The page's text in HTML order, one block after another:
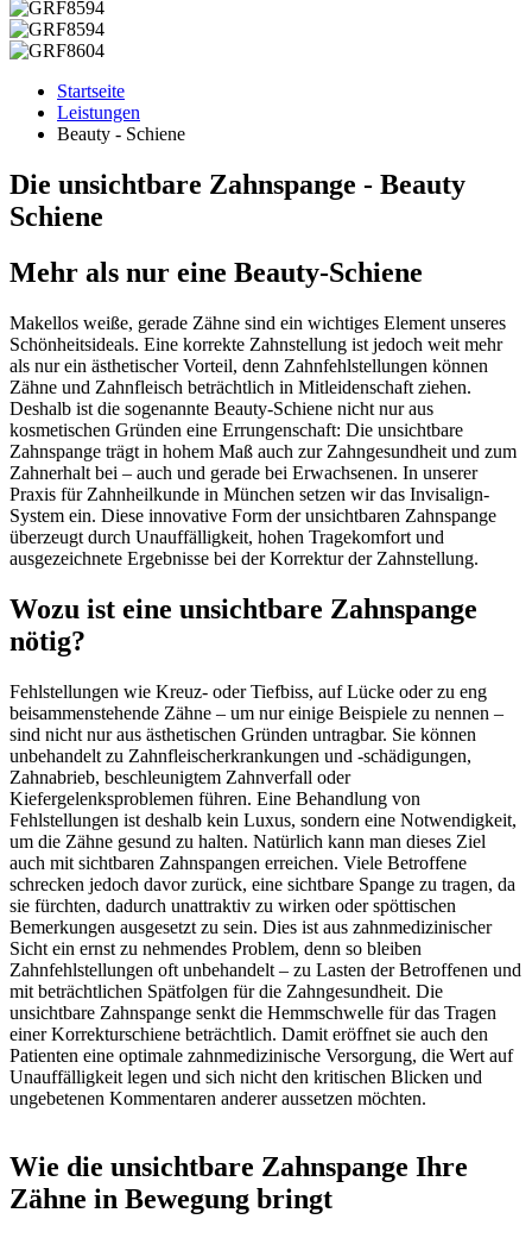
Startseite
Leistungen
Beauty - Schiene
Die unsichtbare Zahnspange - Beauty
Schiene
Mehr als nur eine Beauty-Schiene
Makellos weiße, gerade Zähne sind ein wichtiges Element unseres
Schönheitsideals. Eine korrekte Zahnstellung ist jedoch weit mehr
als nur ein ästhetischer Vorteil, denn Zahnfehlstellungen können
Zähne und Zahnfleisch beträchtlich in Mitleidenschaft ziehen.
Deshalb ist die sogenannte Beauty-Schiene nicht nur aus
kosmetischen Gründen eine Errungenschaft: Die unsichtbare
Zahnspange trägt in hohem Maß auch zur Zahngesundheit und zum
Zahnerhalt bei – auch und gerade bei Erwachsenen. In unserer
Praxis für Zahnheilkunde in München setzen wir das Invisalign-
System ein. Diese innovative Form der unsichtbaren Zahnspange
überzeugt durch Unauffälligkeit, hohen Tragekomfort und
ausgezeichnete Ergebnisse bei der Korrektur der Zahnstellung.
Wozu ist eine unsichtbare Zahnspange
nötig?
Fehlstellungen wie Kreuz- oder Tiefbiss, auf Lücke oder zu eng
beisammenstehende Zähne – um nur einige Beispiele zu nennen –
sind nicht nur aus ästhetischen Gründen untragbar. Sie können
unbehandelt zu Zahnfleischerkrankungen und -schädigungen,
Zahnabrieb, beschleunigtem Zahnverfall oder
Kiefergelenksproblemen führen. Eine Behandlung von
Fehlstellungen ist deshalb kein Luxus, sondern eine Notwendigkeit,
um die Zähne gesund zu halten. Natürlich kann man dieses Ziel
auch mit sichtbaren Zahnspangen erreichen. Viele Betroffene
schrecken jedoch davor zurück, eine sichtbare Spange zu tragen, da
sie fürchten, dadurch unattraktiv zu wirken oder spöttischen
Bemerkungen ausgesetzt zu sein. Dies ist aus zahnmedizinischer
Sicht ein ernst zu nehmendes Problem, denn so bleiben
Zahnfehlstellungen oft unbehandelt – zu Lasten der Betroffenen und
mit beträchtlichen Spätfolgen für die Zahngesundheit. Die
unsichtbare Zahnspange senkt die Hemmschwelle für das Tragen
einer Korrekturschiene beträchtlich. Damit eröffnet sie auch den
Patienten eine optimale zahnmedizinische Versorgung, die Wert auf
Unauffälligkeit legen und sich nicht den kritischen Blicken und
ungebetenen Kommentaren anderer aussetzen möchten.
Wie die unsichtbare Zahnspange Ihre
Zähne in Bewegung bringt